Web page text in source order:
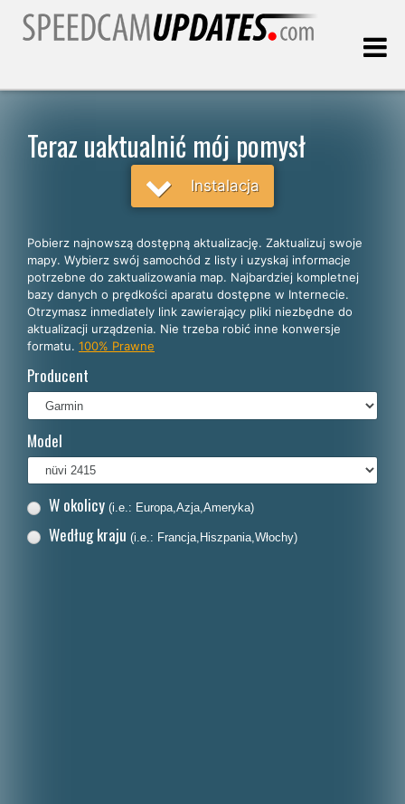
Polski
English
Español
Deutsch
Italiano
Dansk
Teraz uaktualnić mój pomysł
Instalacja
Pobierz najnowszą dostępną aktualizację. Zaktualizuj swoje
mapy. Wybierz swój samochód z listy i uzyskaj informacje
potrzebne do zaktualizowania map. Najbardziej kompletnej
bazy danych o prędkości aparatu dostępne w Internecie.
Otrzymasz inmediately link zawierający pliki niezbędne do
aktualizacji urządzenia. Nie trzeba robić inne konwersje
formatu. 100% Prawne
Producent
Model
W okolicy (i.e.: Europa,Azja,Ameryka)
Według kraju (i.e.: Francja,Hiszpania,Włochy)